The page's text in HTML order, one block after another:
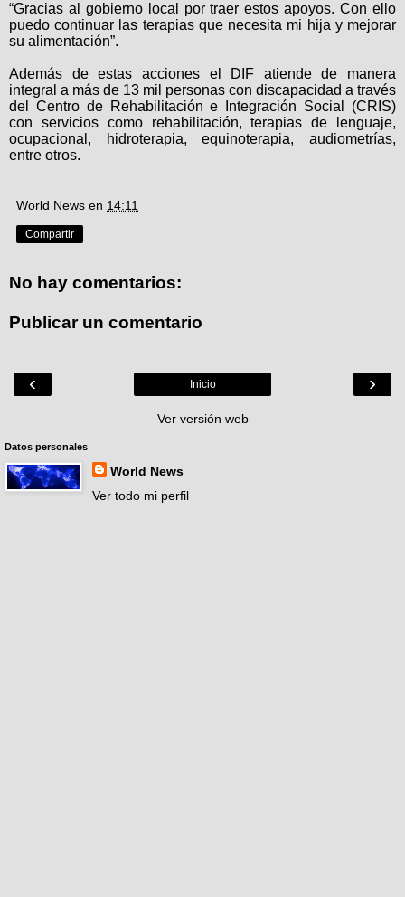
“Gracias al gobierno local por traer estos apoyos. Con ello
puedo continuar las terapias que necesita mi hija y mejorar
su alimentación”.
Además de estas acciones el DIF atiende de manera
integral a más de 13 mil personas con discapacidad a través
del Centro de Rehabilitación e Integración Social (CRIS)
con servicios como rehabilitación, terapias de lenguaje,
ocupacional, hidroterapia, equinoterapia, audiometrías,
entre otros.
World News en 14:11
Compartir
No hay comentarios:
Publicar un comentario
‹ ›
Inicio
Ver versión web
Datos personales
World News
Ver todo mi perfil